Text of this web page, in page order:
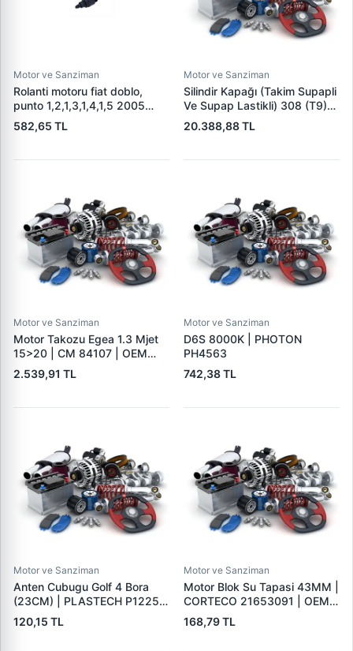
Motor ve Sanziman
Rolanti motoru fiat doblo,
punto 1,2,1,3,1,4,1,5 2005
71718105
582,65 TL
Motor ve Sanziman
Silindir Kapağı (Takim Supapli
Ve Supap Lastikli) 308 (T9)
207 208 301 308 508 2008
3008 5008 Partner 2 Tepee
C4 2 C5 X7 DS3 DS4 DS5
20.388,88 TL
Motor ve Sanziman
Motor Takozu Egea 1.3 Mjet
15>20 | CM 84107 | OEM
52050392 51983863
2.539,91 TL
Motor ve Sanziman
D6S 8000K | PHOTON
PH4563
742,38 TL
Motor ve Sanziman
Anten Cubugu Golf 4 Bora
(23CM) | PLASTECH P12253
| OEM 3A0051849
120,15 TL
Motor ve Sanziman
Motor Blok Su Tapasi 43MM |
CORTECO 21653091 | OEM
8200058022
168,79 TL